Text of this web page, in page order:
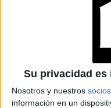
Su privacidad
Nosotros y nuestros socios
información en un